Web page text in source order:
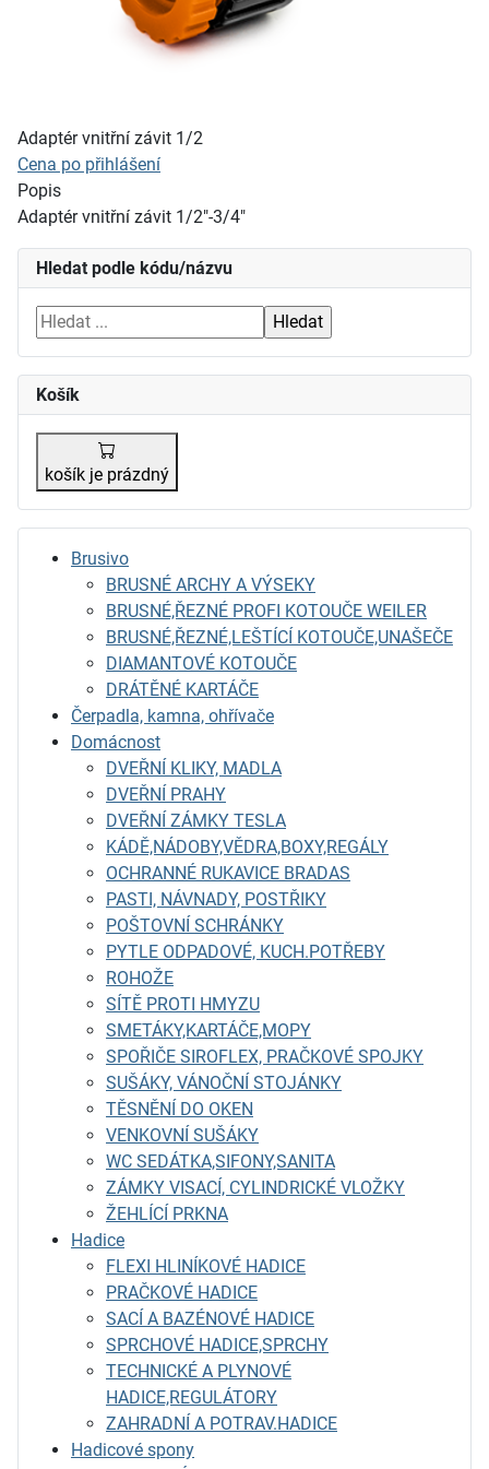
Hledat podle kódu/názvu
Košík
košík je prázdný
Brusivo
BRUSNÉ ARCHY A VÝSEKY
BRUSNÉ,ŘEZNÉ PROFI KOTOUČE WEILER
BRUSNÉ,ŘEZNÉ,LEŠTÍCÍ KOTOUČE,UNAŠEČE
DIAMANTOVÉ KOTOUČE
DRÁTĚNÉ KARTÁČE
Čerpadla, kamna, ohřívače
Domácnost
DVEŘNÍ KLIKY, MADLA
DVEŘNÍ PRAHY
DVEŘNÍ ZÁMKY TESLA
KÁDĚ,NÁDOBY,VĚDRA,BOXY,REGÁLY
OCHRANNÉ RUKAVICE BRADAS
PASTI, NÁVNADY, POSTŘIKY
POŠTOVNÍ SCHRÁNKY
PYTLE ODPADOVÉ, KUCH.POTŘEBY
ROHOŽE
SÍTĚ PROTI HMYZU
SMETÁKY,KARTÁČE,MOPY
SPOŘIČE SIROFLEX, PRAČKOVÉ SPOJKY
SUŠÁKY, VÁNOČNÍ STOJÁNKY
TĚSNĚNÍ DO OKEN
VENKOVNÍ SUŠÁKY
WC SEDÁTKA,SIFONY,SANITA
ZÁMKY VISACÍ, CYLINDRICKÉ VLOŽKY
ŽEHLÍCÍ PRKNA
Hadice
FLEXI HLINÍKOVÉ HADICE
PRAČKOVÉ HADICE
SACÍ A BAZÉNOVÉ HADICE
SPRCHOVÉ HADICE,SPRCHY
TECHNICKÉ A PLYNOVÉ
HADICE,REGULÁTORY
ZAHRADNÍ A POTRAV.HADICE
Hadicové spony
Adaptér vnitřní závit 1/2
Cena po přihlášení
Popis
Adaptér vnitřní závit 1/2"-3/4"